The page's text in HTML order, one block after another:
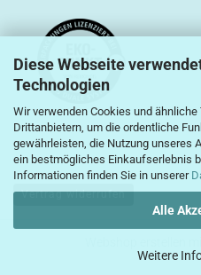
Diese Webseite
Technologien
Wir verwenden Cookies und
Drittanbietern, um die ordentliche
gewährleisten, die Nutzung unseres
ein bestmögliches Einkaufserlebnis
Informationen finden Sie in unserer
Alle
Weitere
Vertrag widerrufen